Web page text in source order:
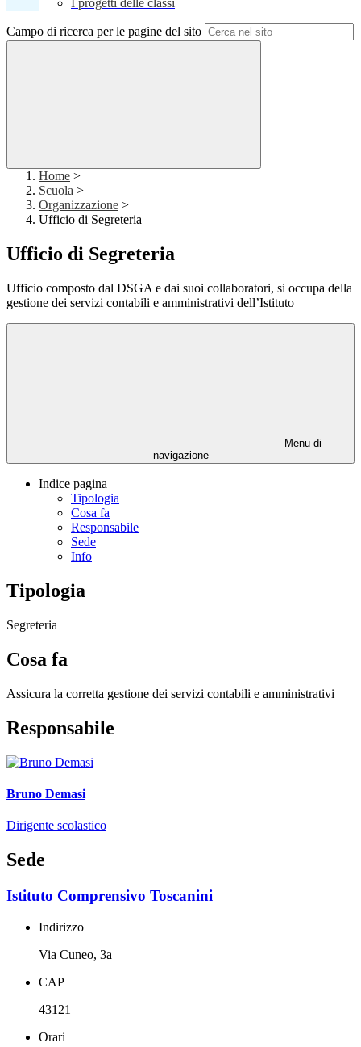
I progetti delle classi
Campo di ricerca per le pagine del sito
Home >
Scuola >
Organizzazione >
Ufficio di Segreteria
Ufficio di Segreteria
Ufficio composto dal DSGA e dai suoi collaboratori, si occupa della
gestione dei servizi contabili e amministrativi dell’Istituto
Menu di
navigazione
Indice pagina
Tipologia
Cosa fa
Responsabile
Sede
Info
Tipologia
Segreteria
Cosa fa
Assicura la corretta gestione dei servizi contabili e amministrativi
Responsabile
Bruno Demasi
Dirigente scolastico
Sede
Istituto Comprensivo Toscanini
Indirizzo
Via Cuneo, 3a
CAP
43121
Orari